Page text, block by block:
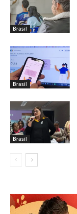
Brasil
Brasil
Brasil